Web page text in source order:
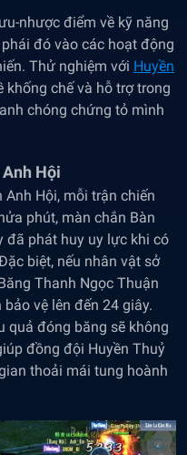
nhược điểm về kỹ năng
đó vào các hoạt động
Thử nghiệm với Huyền
chế và hỗ trợ trong
chóng chứng tỏ mình
Hội
Hội, mỗi trận chiến
phút, màn chắn Bàn
đã phát huy uy lực khi có
biệt, nếu nhân vật sở
Thanh Ngọc Thuận
vệ lên đến 24 giây.
quả đóng băng sẽ không
đồng đội Huyền Thuỷ
thoải mái tung hoành